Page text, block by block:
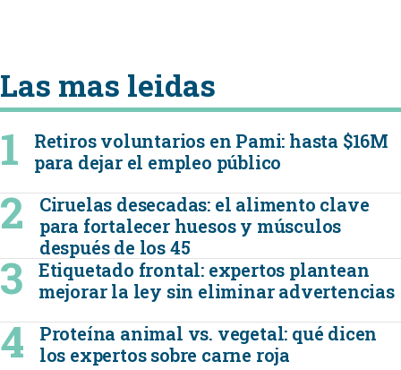
Las mas leidas
Retiros voluntarios en Pami: hasta $16M
para dejar el empleo público
Ciruelas desecadas: el alimento clave
para fortalecer huesos y músculos
después de los 45
Etiquetado frontal: expertos plantean
mejorar la ley sin eliminar advertencias
Proteína animal vs. vegetal: qué dicen
los expertos sobre carne roja